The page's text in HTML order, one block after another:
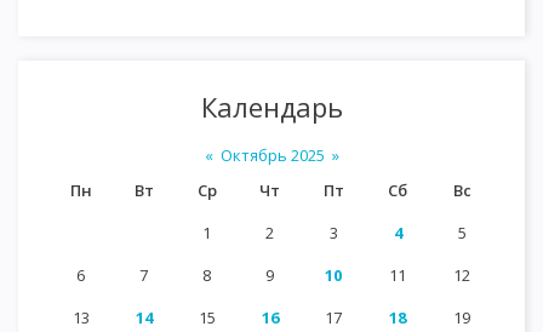
Календарь
« Октябрь 2025 »
Пн
Вт Ср Чт Пт Сб
Вс
1
2 3 4
5
6
7 8 9 10 11
12
13
14 15 16 17 18
19